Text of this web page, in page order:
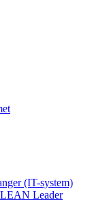
(IT-system)
Leader